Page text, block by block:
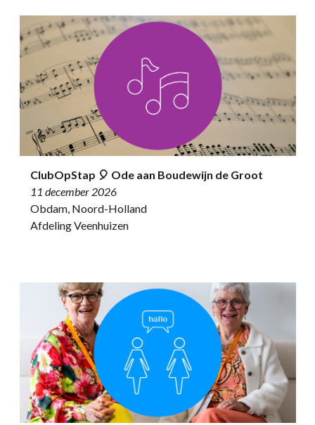
ClubOpStap 🎈 Ode aan Boudewijn de Groot
11 december 2026
Obdam, Noord-Holland
Afdeling Veenhuizen